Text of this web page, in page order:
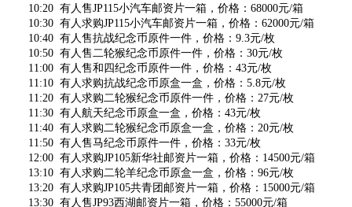
10:20 有人售JP115小汽车邮资片一箱，价格：68000元/箱
10:30 有人求购JP115小汽车邮资片一箱，价格：62000元/箱
10:40 有人售抗战纪念币原件一件，价格：9.3元/枚
10:50 有人售二轮猴纪念币原件一件，价格：30元/枚
11:00 有人售和四纪念币原件一件，价格：43元/枚
11:10 有人求购抗战纪念币原盒一盒，价格：5.8元/枚
11:20 有人求购二轮猴纪念币原件一件，价格：27元/枚
11:30 有人航天纪念币原盒一盒，价格：43元/枚
11:40 有人求购二轮猴纪念币原盒一盒，价格：20元/枚
11:50 有人售马纪念币原件一件，价格：33元/枚
12:00 有人求购JP105新华社邮资片一箱，价格：14500元/箱
13:10 有人求购二轮羊纪念币原盒一盒，价格：96元/枚
13:20 有人求购JP105共青团邮资片一箱，价格：15000元/箱
13:30 有人售JP93西湖邮资片一箱，价格：55000元/箱